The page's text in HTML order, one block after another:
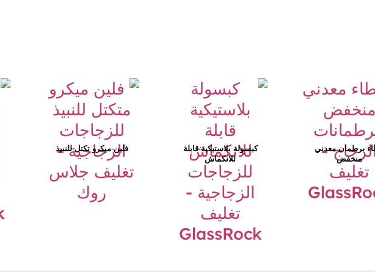
برطمان معدني
منخفض
كبسولة بلاستيكية قابلة
للانكماش
فلين ميكرو تكتل للنبيذ